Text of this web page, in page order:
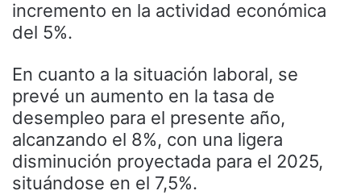
incremento en la actividad económica
del 5%.
En cuanto a la situación laboral, se
prevé un aumento en la tasa de
desempleo para el presente año,
alcanzando el 8%, con una ligera
disminución proyectada para el 2025,
situándose en el 7,5%.